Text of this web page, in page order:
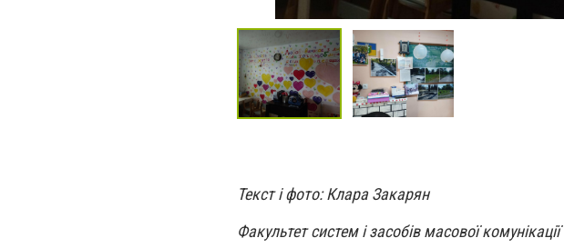
Текст і фото: Клара Закарян
Факультет систем і засобів масової комунікації